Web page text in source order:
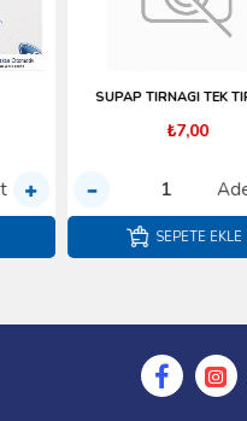
SUPAP TIRNAGI TEK TIRNAK
₺7,00
Adet
SEPETE EKLE